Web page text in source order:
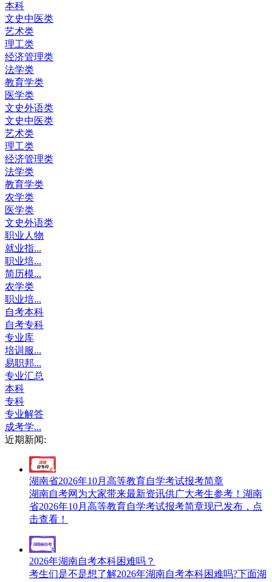
本科
文史中医类
艺术类
理工类
经济管理类
法学类
教育学类
医学类
文史外语类
文史中医类
艺术类
理工类
经济管理类
法学类
教育学类
农学类
医学类
文史外语类
职业人物
就业指...
职业培...
简历模...
农学类
职业培...
自考本科
自考专科
专业库
培训服...
易职邦...
专业汇总
本科
专科
专业解答
成考学...
近期新闻:
湖南省2026年10月高等教育自学考试报考简章
湖南自考网为大家带来最新资讯供广大考生参考！湖南
省2026年10月高等教育自学考试报考简章现已发布，点
击查看！
2026年湖南自考本科困难吗？
考生们是不是想了解2026年湖南自考本科困难吗?下面湖